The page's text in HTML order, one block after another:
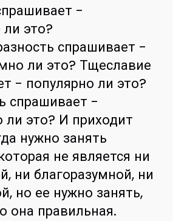
-
ли это?
спрашивает -
ли это? Тщеславие
- популярно ли это?
спрашивает -
ли это? И приходит
нужно занять
не является ни
ни благоразумной, ни
но ее нужно занять,
она правильная.